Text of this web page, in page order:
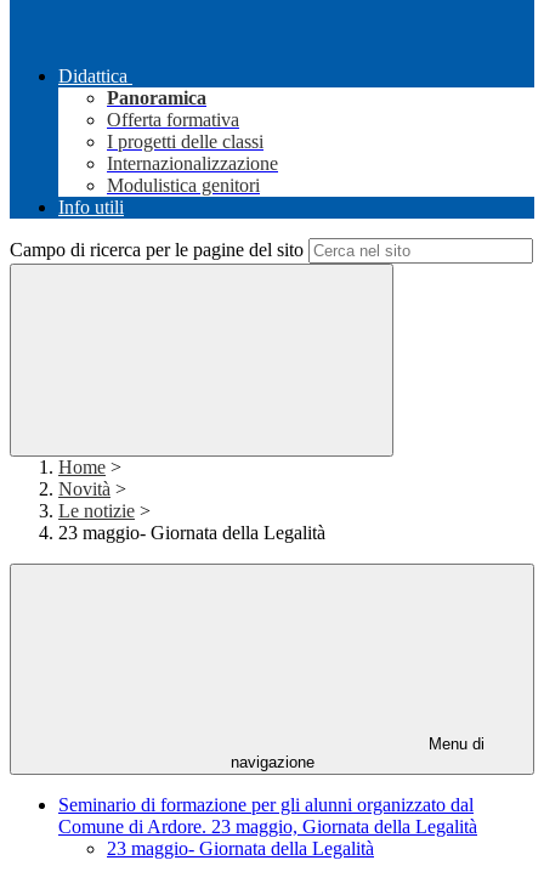
Didattica
Panoramica
Offerta formativa
I progetti delle classi
Internazionalizzazione
Modulistica genitori
Info utili
Campo di ricerca per le pagine del sito
Home >
Novità >
Le notizie >
23 maggio- Giornata della Legalità
Menu di
navigazione
Seminario di formazione per gli alunni organizzato dal
Comune di Ardore. 23 maggio, Giornata della Legalità
23 maggio- Giornata della Legalità